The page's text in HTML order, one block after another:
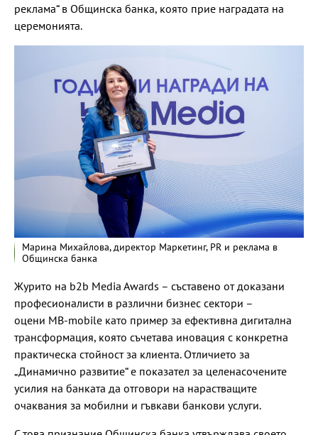
реклама“ в Общинска банка, която прие наградата на
церемонията.
Марина Михайлова, директор Маркетинг, PR и реклама в
Общинска банка
Журито на b2b Media Awards – съставено от доказани
професионалисти в различни бизнес сектори –
оцени MB-mobile като пример за ефективна дигитална
трансформация, която съчетава иновация с конкретна
практическа стойност за клиента. Отличието за
„Динамично развитие“ е показател за целенасочените
усилия на банката да отговори на нарастващите
очаквания за мобилни и гъвкави банкови услуги.